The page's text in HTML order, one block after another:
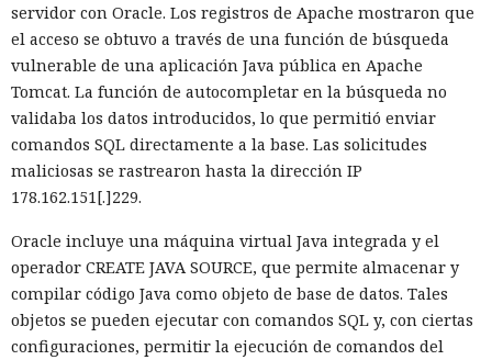
servidor con Oracle. Los registros de Apache mostraron que
el acceso se obtuvo a través de una función de búsqueda
vulnerable de una aplicación Java pública en Apache
Tomcat. La función de autocompletar en la búsqueda no
validaba los datos introducidos, lo que permitió enviar
comandos SQL directamente a la base. Las solicitudes
maliciosas se rastrearon hasta la dirección IP
178.162.151[.]229.
Oracle incluye una máquina virtual Java integrada y el
operador CREATE JAVA SOURCE, que permite almacenar y
compilar código Java como objeto de base de datos. Tales
objetos se pueden ejecutar con comandos SQL y, con ciertas
configuraciones, permitir la ejecución de comandos del